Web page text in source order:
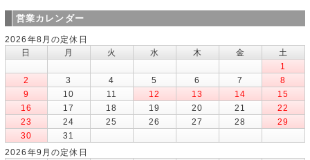
営業カレンダー
2026年8月の定休日
日
月 火 水 木 金
土
1
2
3 4 5 6 7
8
9
10 11 12 13 14
15
16
17 18 19 20 21
22
23
24 25 26 27 28
29
30
31
2026年9月の定休日